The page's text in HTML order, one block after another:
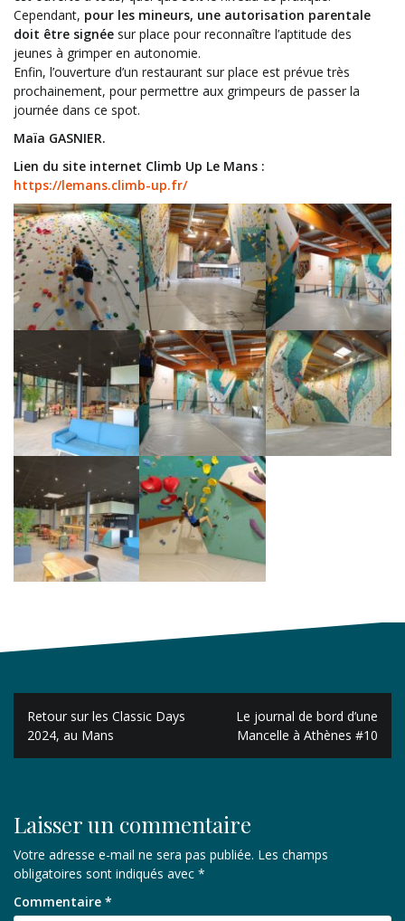
Cependant, pour les mineurs, une autorisation parentale
doit être signée sur place pour reconnaître l’aptitude des
jeunes à grimper en autonomie.
Enfin, l’ouverture d’un restaurant sur place est prévue très
prochainement, pour permettre aux grimpeurs de passer la
journée dans ce spot.
Maïa GASNIER.
Lien du site internet Climb Up Le Mans :
https://lemans.climb-up.fr/
Navigation
de
l’article
Retour sur les Classic Days
2024, au Mans
Le journal de bord d’une
Mancelle à Athènes #10
Laisser un commentaire
Votre adresse e-mail ne sera pas publiée. Les champs
obligatoires sont indiqués avec *
Commentaire *